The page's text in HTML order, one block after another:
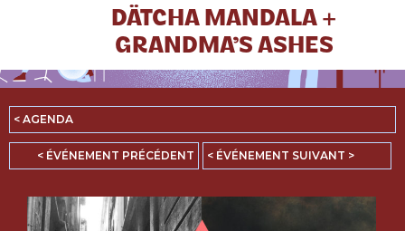
DÄTCHA MANDALA +
GRANDMA’S ASHES
< AGENDA
< ÉVÉNEMENT PRÉCÉDENT < ÉVÉNEMENT SUIVANT >